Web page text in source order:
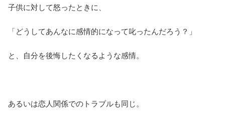
子供に対して怒ったときに、
「どうしてあんなに感情的になって叱ったんだろう？」
と、自分を後悔したくなるような感情。
あるいは恋人関係でのトラブルも同じ。